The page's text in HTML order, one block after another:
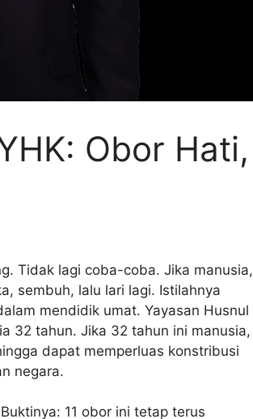
Obor Hati,
Tidak lagi coba-coba. Jika manusia,
sembuh, lalu lari lagi. Istilahnya
mendidik umat. Yayasan Husnul
32 tahun. Jika 32 tahun ini manusia,
dapat memperluas konstribusi
negara.
11 obor ini tetap terus